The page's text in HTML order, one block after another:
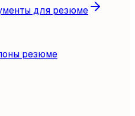
для резюме
резюме